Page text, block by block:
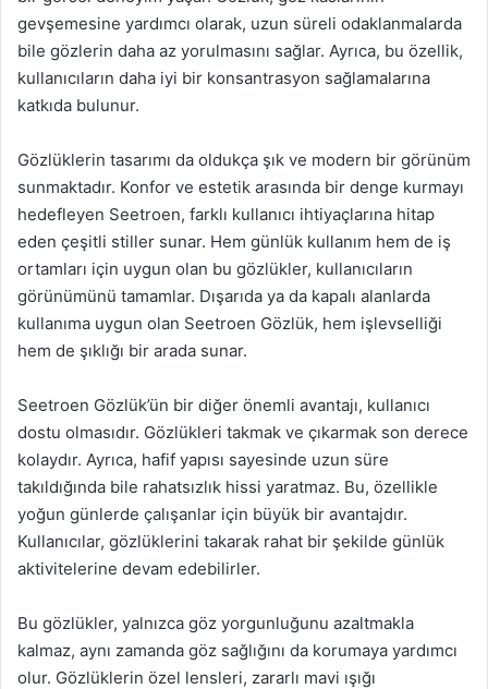
gevşemesine yardımcı olarak, uzun süreli odaklanmalarda
bile gözlerin daha az yorulmasını sağlar. Ayrıca, bu özellik,
kullanıcıların daha iyi bir konsantrasyon sağlamalarına
katkıda bulunur.
Gözlüklerin tasarımı da oldukça şık ve modern bir görünüm
sunmaktadır. Konfor ve estetik arasında bir denge kurmayı
hedefleyen Seetroen, farklı kullanıcı ihtiyaçlarına hitap
eden çeşitli stiller sunar. Hem günlük kullanım hem de iş
ortamları için uygun olan bu gözlükler, kullanıcıların
görünümünü tamamlar. Dışarıda ya da kapalı alanlarda
kullanıma uygun olan Seetroen Gözlük, hem işlevselliği
hem de şıklığı bir arada sunar.
Seetroen Gözlük’ün bir diğer önemli avantajı, kullanıcı
dostu olmasıdır. Gözlükleri takmak ve çıkarmak son derece
kolaydır. Ayrıca, hafif yapısı sayesinde uzun süre
takıldığında bile rahatsızlık hissi yaratmaz. Bu, özellikle
yoğun günlerde çalışanlar için büyük bir avantajdır.
Kullanıcılar, gözlüklerini takarak rahat bir şekilde günlük
aktivitelerine devam edebilirler.
Bu gözlükler, yalnızca göz yorgunluğunu azaltmakla
kalmaz, aynı zamanda göz sağlığını da korumaya yardımcı
olur. Gözlüklerin özel lensleri, zararlı mavi ışığı